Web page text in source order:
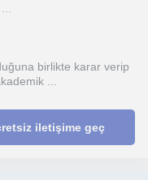
birlikte karar verip
...
iletişime geç